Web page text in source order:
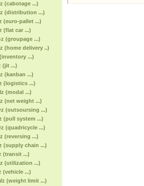
(cabotage ...)
(distribution ...)
(euro-pallet ...)
(flat car ...)
(groupage ...)
(home delivery ..)
...)
(jit ...)
(kanban ...)
(logistics ...)
(modal ...)
(net weight ...)
(outsoursing ...)
(pull system ...)
(quadricycle ...)
(reversing ...)
(supply chain ...)
(transit ...)
(utilization ...)
(vehicle ...)
(weight limit ...)